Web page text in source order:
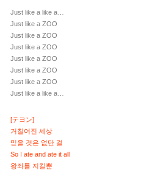
Just like a like a…
Just like a ZOO
Just like a ZOO
Just like a ZOO
Just like a ZOO
Just like a ZOO
Just like a ZOO
Just like a like a…
[テヨン]
거칠어진 세상
믿을 것은 없단 걸
So I ate and ate it all
왕좌를 지킬뿐